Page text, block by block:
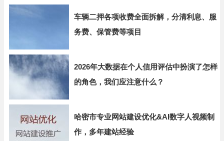
车辆二押各项收费全面拆解，分清利息、服
务费、保管费等项目
2026年大数据在个人信用评估中扮演了怎样
的角色，我们应注意什么？
哈密市专业网站建设优化&AI数字人视频制
作，多年建站经验